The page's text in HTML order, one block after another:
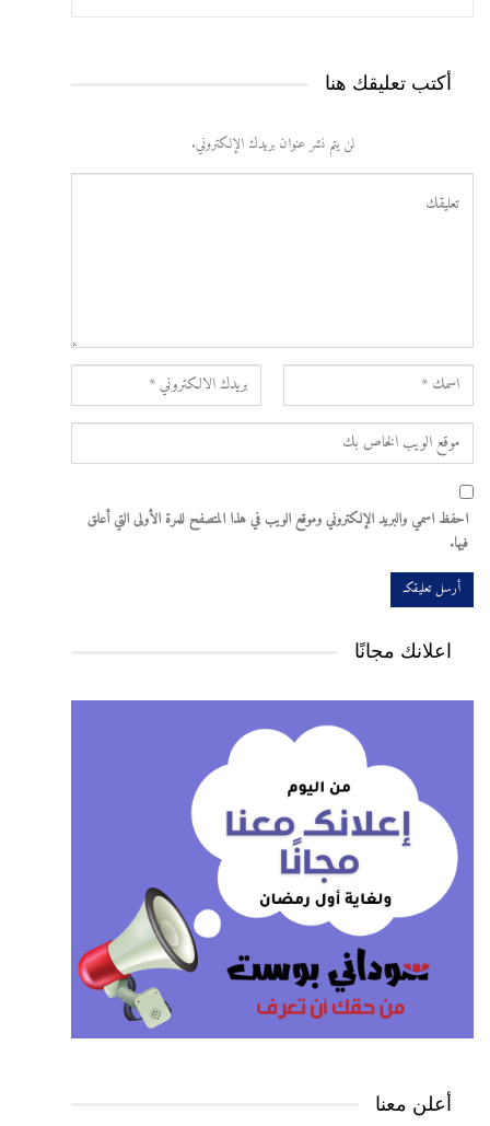
أكتب تعليقك هنا
لن يتم نشر عنوان بريدك الإلكتروني.
احفظ اسمي والبريد الإلكتروني وموقع الويب في هذا المتصفح للمرة الأولى التي أعلق
فيها.
اعلانك مجانًا
أعلن معنا